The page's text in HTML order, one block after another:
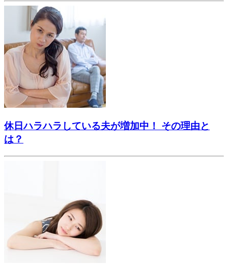
休日ハラハラしている夫が増加中！ その理由と
は？